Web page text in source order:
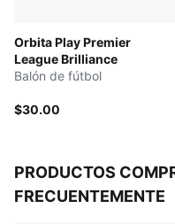
Orbita Play Premier
League Brilliance
Balón de fútbol
$30.00
PRODUCTOS
FRECUENTEMENTE